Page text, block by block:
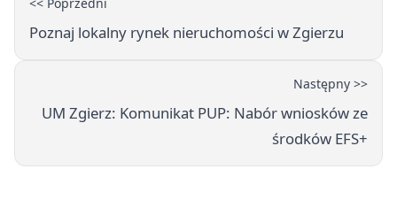
<< Poprzedni
Poznaj lokalny rynek nieruchomości w Zgierzu
Następny >>
UM Zgierz: Komunikat PUP: Nabór wniosków ze
środków EFS+